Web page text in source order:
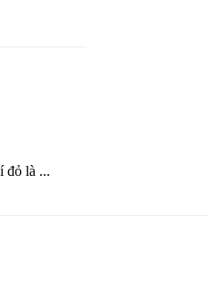
đỏ là ...